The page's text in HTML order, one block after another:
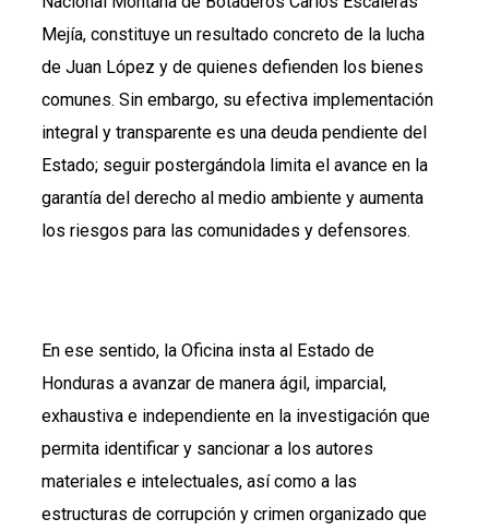
Mejía, constituye un resultado concreto de la lucha
de Juan López y de quienes defienden los bienes
comunes. Sin embargo, su efectiva implementación
integral y transparente es una deuda pendiente del
Estado; seguir postergándola limita el avance en la
garantía del derecho al medio ambiente y aumenta
los riesgos para las comunidades y defensores.
En ese sentido, la Oficina insta al Estado de
Honduras a avanzar de manera ágil, imparcial,
exhaustiva e independiente en la investigación que
permita identificar y sancionar a los autores
materiales e intelectuales, así como a las
estructuras de corrupción y crimen organizado que